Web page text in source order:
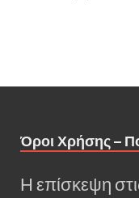
Όροι Χρήσης –
Η επίσκεψη